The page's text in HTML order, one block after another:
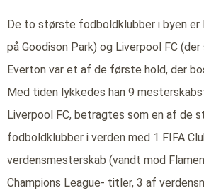
De to største fodboldklubber i byen er
på Goodison Park) og Liverpool FC
Everton var et af de første hold, der
Med tiden lykkedes han 9
Liverpool FC, betragtes som en af de
fodboldklubber i verden med 1 FIFA
verdensmesterskab (vandt mod
Champions League- titler, 3 af